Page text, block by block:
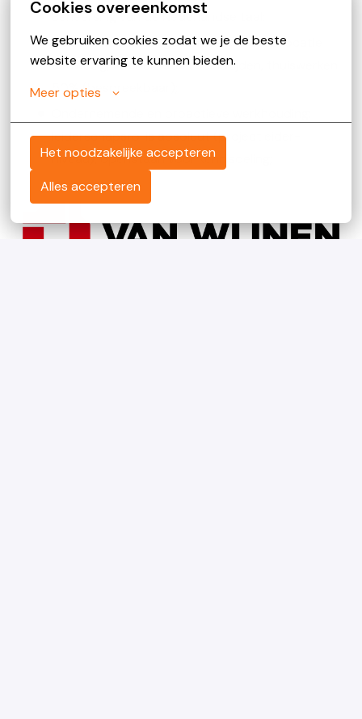
Cookies overeenkomst
We gebruiken cookies zodat we je de beste
website ervaring te kunnen bieden.
Meer opties
Het noodzakelijke accepteren
Alles accepteren
Beheersing van de Nederlandse taal;
Flexibiliteit en klantgerichtheid: veel op locatie
aanwezig, flexibele start-/eindtijden, thuiswerken
50% (bespreekbaar);
leiderschapsrol is absoluut (projectleider-
niveau), openstaan voor kennisdeling;